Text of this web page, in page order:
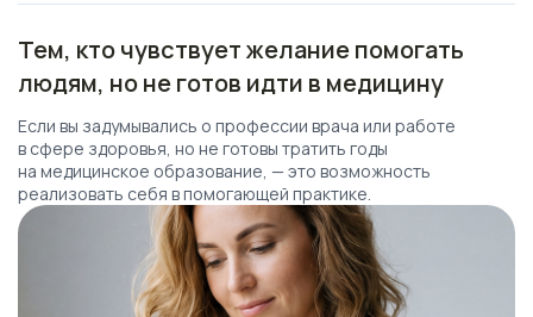
Тем, кто чувствует желание помогать
людям, но не готов идти в медицину
Если вы задумывались о профессии врача или работе
в сфере здоровья, но не готовы тратить годы
на медицинское образование, — это возможность
реализовать себя в помогающей практике.